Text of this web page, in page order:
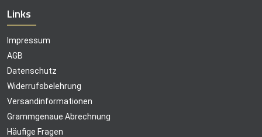
Links
Impressum
AGB
Datenschutz
Widerrufsbelehrung
Versandinformationen
Grammgenaue Abrechnung
Häufige Fragen